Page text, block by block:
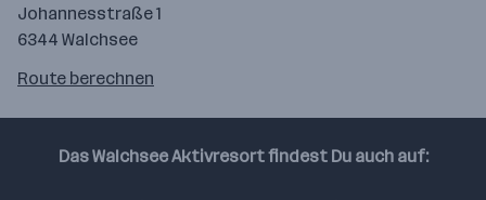
Johannesstraße 1
6344 Walchsee
Route
maps
Route berechnen
Das Walchsee Aktivresort findest Du auch auf: